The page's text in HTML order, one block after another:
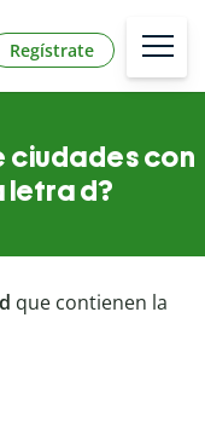
Regístrate
ciudades con
letra d?
que contienen la